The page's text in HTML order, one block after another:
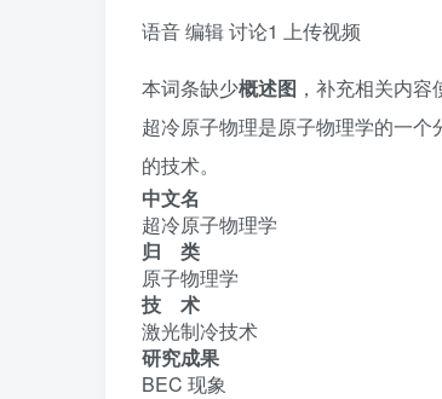
语音编辑讨论1 上传视频
本词条缺少概述图 ，补充相关内
超冷原子物理是原子物理学的一
的技术。
中文名
超冷原子物理学
归 类
原子物理学
技 术
激光制冷技术
研究成果
BEC 现象